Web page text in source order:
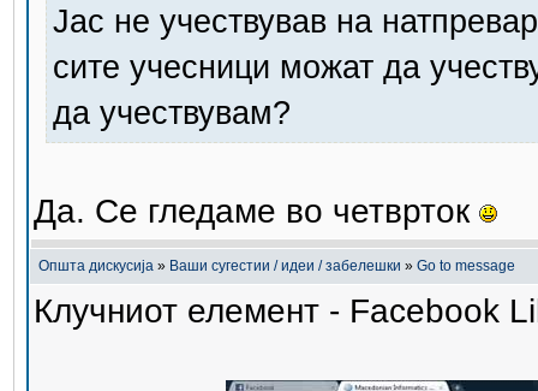
Јас не учествував на
сите учесници можат да
да учествувам?
Да. Се гледаме во четврток
Општа дискусија » Ваши сугестии / идеи / забелешки » Go to message
Клучниот елемент - Facebook